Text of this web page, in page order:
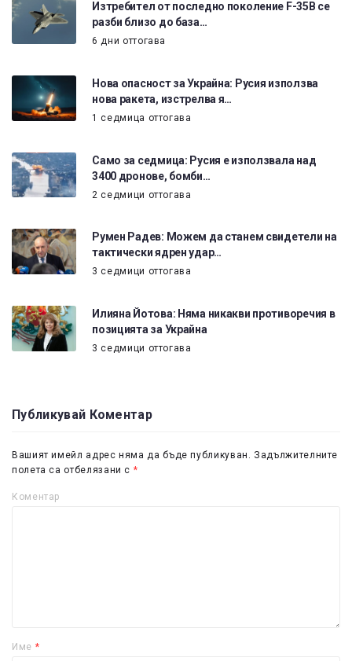
Изтребител от последно поколение F-35B се
разби близо до база…
6 дни оттогава
Нова опасност за Украйна: Русия използва
нова ракета, изстрелва я…
1 седмица оттогава
Само за седмица: Русия е използвала над
3400 дронове, бомби…
2 седмици оттогава
Румен Радев: Можем да станем свидетели на
тактически ядрен удар…
3 седмици оттогава
Илияна Йотова: Няма никакви противоречия в
позицията за Украйна
3 седмици оттогава
Публикувай Коментар
Вашият имейл адрес няма да бъде публикуван. Задължителните
полета са отбелязани с *
Коментар
Име *